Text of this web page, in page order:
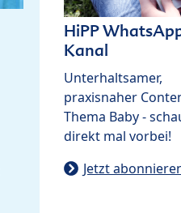
HiPP
Kanal
Unterhaltsamer,
praxisnaher
Thema Baby -
direkt mal vorbei!
Jetzt